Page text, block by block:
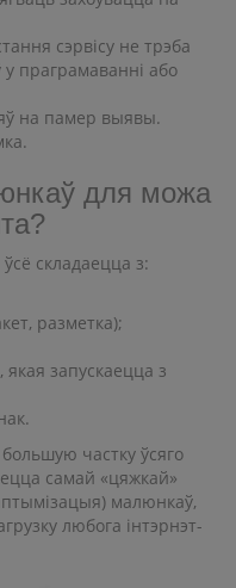
сэрвісу не трэба
праграмаванні або
на памер выявы.
для можа
складаецца з:
разметка);
запускаецца з
частку ўсяго
самай «цяжкай»
малюнкаў,
любога інтэрнэт-